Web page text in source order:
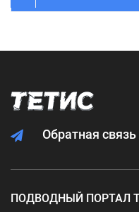
Обратная связь
ПОДВОДНЫЙ ПОРТАЛ